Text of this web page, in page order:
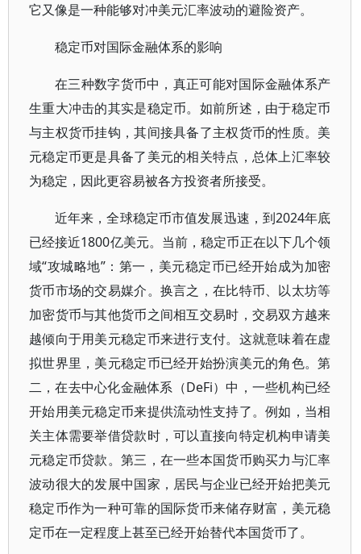
它又像是一种能够对冲美元汇率波动的避险资产。
稳定币对国际金融体系的影响
在三种数字货币中，真正可能对国际金融体系产
生重大冲击的其实是稳定币。如前所述，由于稳定币
与主权货币挂钩，其间接具备了主权货币的性质。美
元稳定币更是具备了美元的相关特点，总体上汇率较
为稳定，因此更容易被各方投资者所接受。
近年来，全球稳定币市值发展迅速，到2024年底
已经接近1800亿美元。当前，稳定币正在以下几个领
域“攻城略地”：第一，美元稳定币已经开始成为加密
货币市场的交易媒介。换言之，在比特币、以太坊等
加密货币与其他货币之间相互交易时，交易双方越来
越倾向于用美元稳定币来进行支付。这就意味着在虚
拟世界里，美元稳定币已经开始扮演美元的角色。第
二，在去中心化金融体系（DeFi）中，一些机构已经
开始用美元稳定币来提供流动性支持了。例如，当相
关主体需要举借贷款时，可以直接向特定机构申请美
元稳定币贷款。第三，在一些本国货币购买力与汇率
波动很大的发展中国家，居民与企业已经开始把美元
稳定币作为一种可靠的国际货币来储存财富，美元稳
定币在一定程度上甚至已经开始替代本国货币了。